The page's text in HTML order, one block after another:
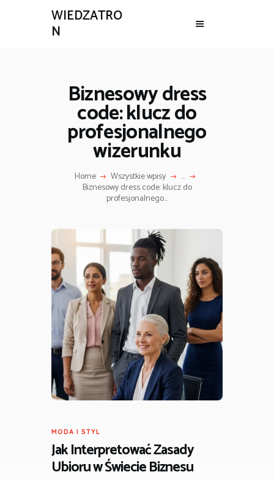
WIEDZATRO
N
Biznesowy dress
code: klucz do
profesjonalnego
wizerunku
Home Wszystkie wpisy ...
Biznesowy dress code: klucz do
profesjonalnego...
MODA I STYL
Jak Interpretować Zasady
Ubioru w Świecie Biznesu